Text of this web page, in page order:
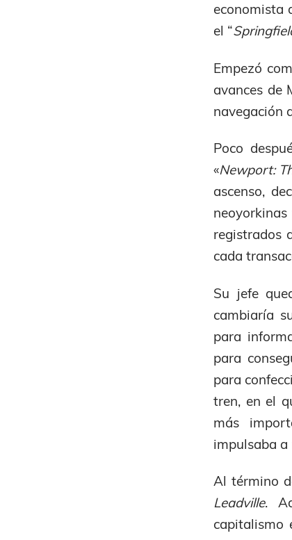
economista
el “
Empezó
avances de
navegación
Poco
«Newport:
ascenso,
registrados
cada
Su jefe
cambiaría
para
para
para
tren, en el
más
impulsaba a
Al término
Leadville.
capitalismo